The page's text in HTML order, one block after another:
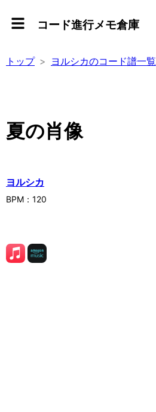
コード進行メモ倉庫
トップ ヨルシカのコード譜一覧
夏の肖像
ヨルシカ
BPM： 120